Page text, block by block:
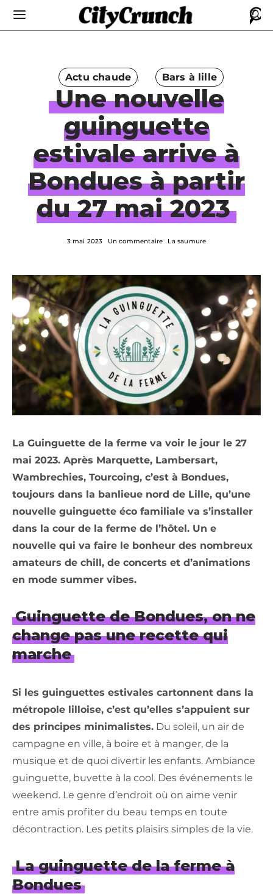
Actu chaude Bars à lille
Une nouvelle
guinguette
estivale arrive à
Bondues à partir
du 27 mai 2023
3 mai 2023 Un commentaire La saumure
La Guinguette de la ferme va voir le jour le 27
mai 2023. Après Marquette, Lambersart,
Wambrechies, Tourcoing, c’est à Bondues,
toujours dans la banlieue nord de Lille, qu’une
nouvelle guinguette éco familiale va s’installer
dans la cour de la ferme de l’hôtel. Un e
nouvelle qui va faire le bonheur des nombreux
amateurs de chill, de concerts et d’animations
en mode summer vibes.
Guinguette de Bondues, on ne
change pas une recette qui
marche
Si les guinguettes estivales cartonnent dans la
métropole lilloise, c’est qu’elles s’appuient sur
des principes minimalistes. Du soleil, un air de
campagne en ville, à boire et à manger, de la
musique et de quoi divertir les enfants. Ambiance
guinguette, buvette à la cool. Des événements le
weekend. Le genre d’endroit où on aime venir
entre amis profiter du beau temps en toute
décontraction. Les petits plaisirs simples de la vie.
La guinguette de la ferme à
Bondues